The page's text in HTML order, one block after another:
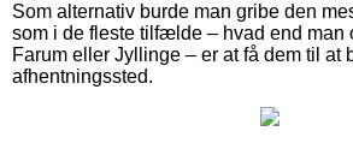
Som alternativ burde man gribe den
som i de fleste tilfælde – hvad end man
Farum eller Jyllinge – er at få dem til at
afhentningssted.